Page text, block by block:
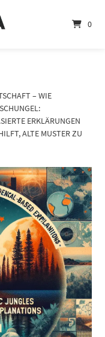
0
– WIE
ERKLÄRUNGEN
ALTE MUSTER ZU